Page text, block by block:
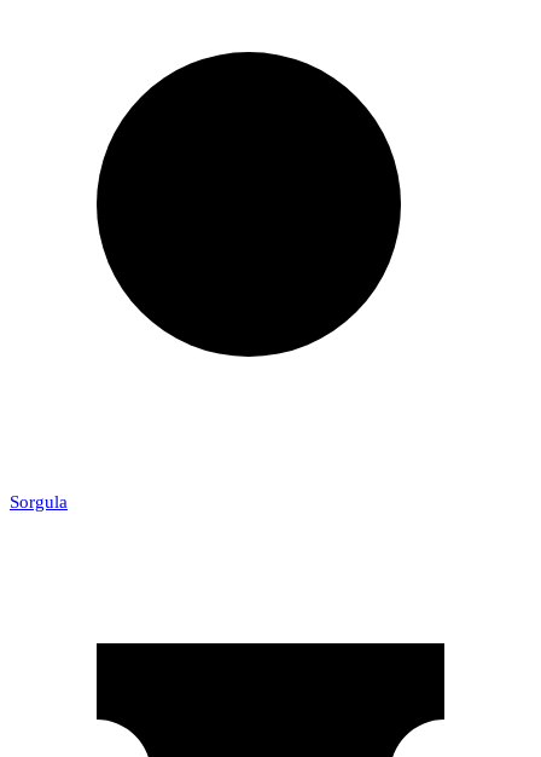
Sorgula